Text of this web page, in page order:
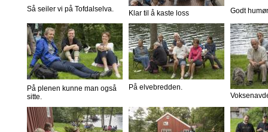
Så seiler vi på Tofdalselva. Klar til å kaste loss Godt
På plenen kunne man også
sitte.
På elvebredden.